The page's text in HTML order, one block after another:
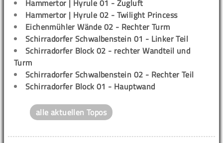
Hammertor | Hyrule 01 - Zugluft
Hammertor | Hyrule 02 - Twilight Princess
Eichenmühler Wände 02 - Rechter Turm
Schirradorfer Schwalbenstein 01 - Linker Teil
Schirradorfer Block 02 - rechter Wandteil und
Turm
Schirradorfer Schwalbenstein 02 - Rechter Teil
Schirradorfer Block 01 - Hauptwand
alle aktuellen Topos